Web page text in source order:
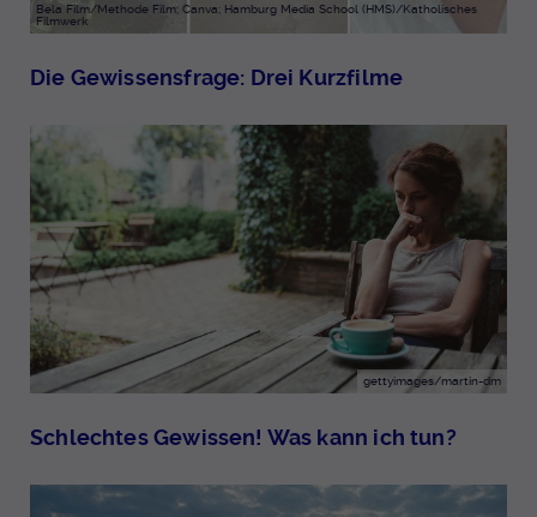
Bela Film/Methode Film; Canva; Hamburg Media School (HMS)/Katholisches
Filmwerk
Die Gewissensfrage: Drei Kurzfilme
gettyimages/martin-dm
Schlechtes Gewissen! Was kann ich tun?